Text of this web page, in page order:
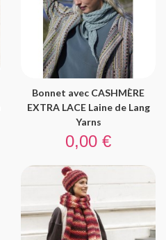
Bonnet avec CASHMÈRE
EXTRA LACE Laine de Lang
Yarns
Prix
0,00 €